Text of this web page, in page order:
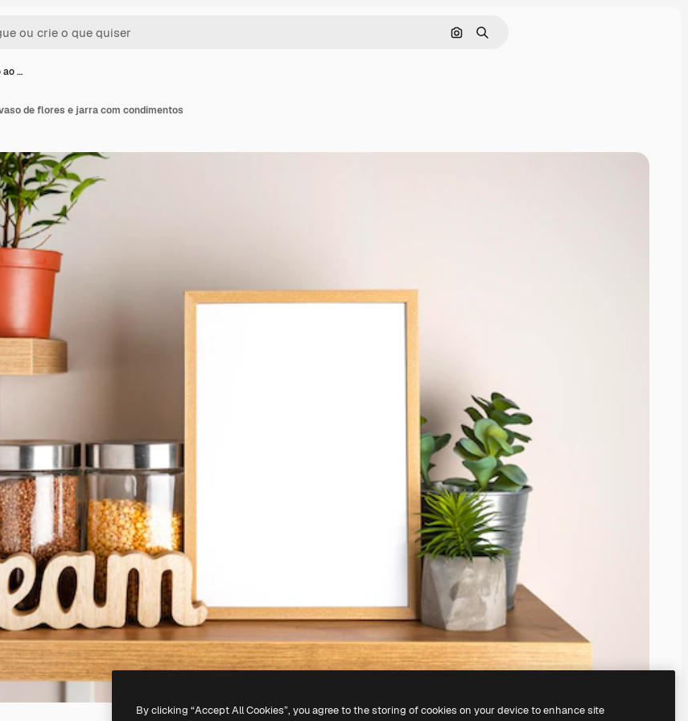
Pesquisar por imagem
Buscar
ao …
de flores e jarra com condimentos
By clicking “Accept All Cookies”, you agree to the storing of cookies on your device to enhance site